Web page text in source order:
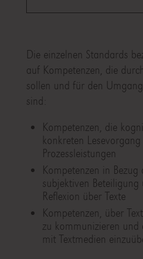
Die einzelnen Standards
auf Kompetenzen, die
sollen und für den
sind:
Kompetenzen, die
konkreten
Prozessleistungen
Kompetenzen in
subjektiven
Reflexion über Texte
Kompetenzen, über
zu kommunizieren
mit Textmedien